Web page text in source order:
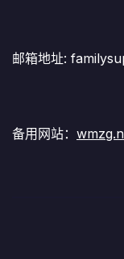
邮箱地址:
备用网站：